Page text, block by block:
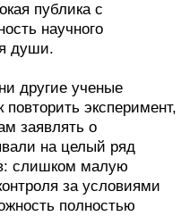
публика с
научного
души.
другие ученые
эксперимент,
заявлять о
на целый ряд
слишком малую
за условиями
полностью